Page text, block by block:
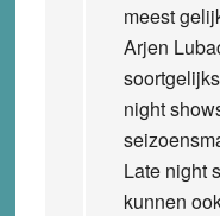
meest
Arjen
night
Late night
kunnen